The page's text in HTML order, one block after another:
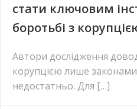
стати ключовим
боротьбі з
Автори дослідження
корупцією лише
недостатньо. Для […]